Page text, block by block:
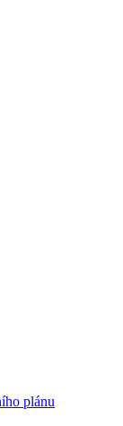
plánu